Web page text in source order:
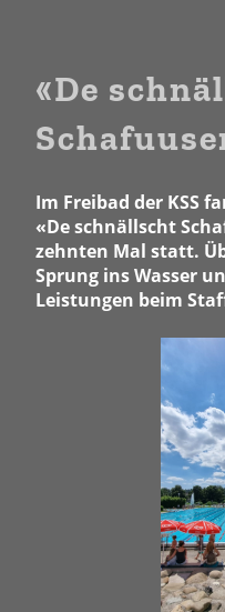
«De
Im Freibad der KSS
«De schnällscht
zehnten Mal statt.
Sprung ins Wasser
Leistungen beim